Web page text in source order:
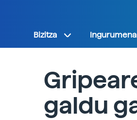
Bizitza Ingurumena
galdu